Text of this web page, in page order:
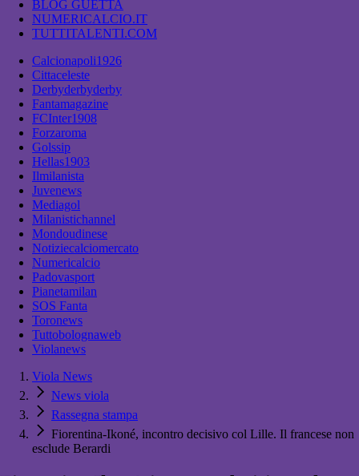
BLOG GUETTA
NUMERICALCIO.IT
TUTTITALENTI.COM
Calcionapoli1926
Cittaceleste
Derbyderbyderby
Fantamagazine
FCInter1908
Forzaroma
Golssip
Hellas1903
Ilmilanista
Juvenews
Mediagol
Milanistichannel
Mondoudinese
Notiziecalciomercato
Numericalcio
Padovasport
Pianetamilan
SOS Fanta
Toronews
Tuttobolognaweb
Violanews
Viola News
News viola
Rassegna stampa
Fiorentina-Ikoné, incontro decisivo col Lille. Il francese non
esclude Berardi